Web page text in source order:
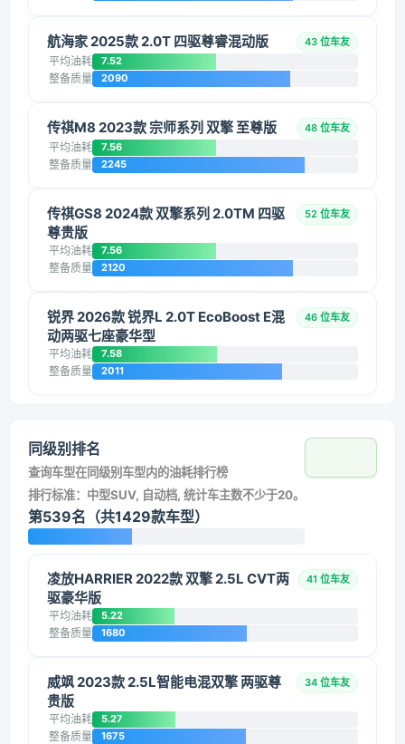
航海家 2025款 2.0T 四驱尊睿混动版 43 位车友
平均油耗 7.52
整备质量 2090
传祺M8 2023款 宗师系列 双擎 至尊版 48 位车友
平均油耗 7.56
整备质量 2245
传祺GS8 2024款 双擎系列 2.0TM 四驱
尊贵版
52 位车友
平均油耗 7.56
整备质量 2120
锐界 2026款 锐界L 2.0T EcoBoost E混
动两驱七座豪华型
46 位车友
平均油耗 7.58
整备质量 2011
同级别排名
查询车型在同级别车型内的油耗排行榜
排行标准：中型SUV, 自动档, 统计车主数不少于20。
第539名（共1429款车型）
凌放HARRIER 2022款 双擎 2.5L CVT两
驱豪华版
41 位车友
平均油耗 5.22
整备质量 1680
威飒 2023款 2.5L智能电混双擎 两驱尊
贵版
34 位车友
平均油耗 5.27
整备质量 1675